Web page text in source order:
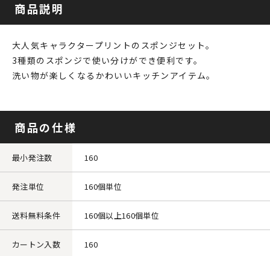
商品説明
大人気キャラクタープリントのスポンジセット。
3種類のスポンジで使い分けができ便利です。
洗い物が楽しくなるかわいいキッチンアイテム。
商品の仕様
最小発注数 160
発注単位 160個単位
送料無料条件 160個以上160個単位
カートン入数 160